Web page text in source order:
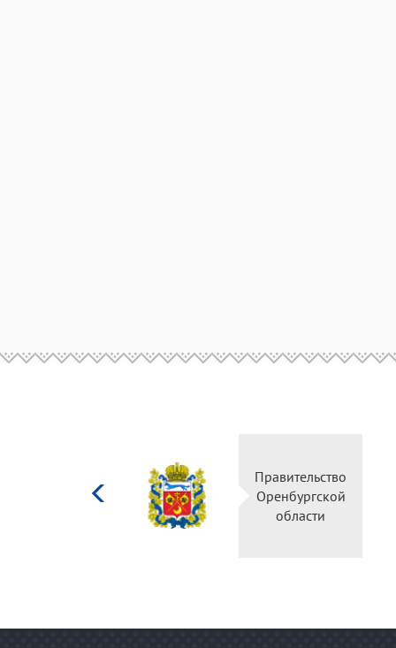
Правительство
Оренбургской
области